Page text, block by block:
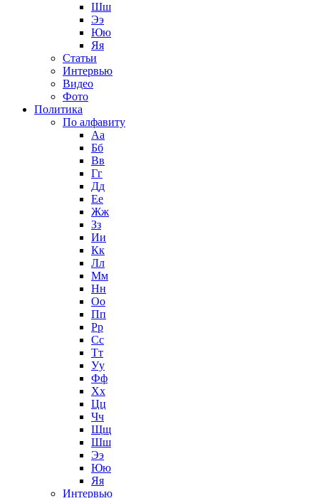
Шш
Ээ
Юю
Яя
Статьи
Интервью
Видео
Фото
Политика
По алфавиту
Аа
Бб
Вв
Гг
Дд
Ее
Жж
Зз
Ии
Кк
Лл
Мм
Нн
Оо
Пп
Рр
Сс
Тт
Уу
Фф
Хх
Цц
Чч
Щщ
Шш
Ээ
Юю
Яя
Интервью